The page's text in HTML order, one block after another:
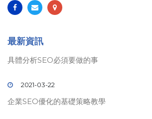
最新資訊
具體分析SEO必須要做的事
2021-03-22
企業SEO優化的基礎策略教學